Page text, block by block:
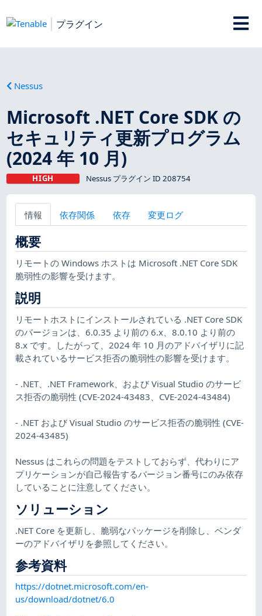
プラグイン
Nessus
Microsoft .NET Core SDK の
セキュリティ更新プログラム
(2024 年 10 月)
HIGH Nessus プラグイン ID 208754
情報 依存関係 依存 変更ログ
概要
リモートの Windows ホストは Microsoft .NET Core SDK
脆弱性の影響を受けます。
説明
リモートホストにインストールされている .NET Core SDK
のバージョンは、6.0.35 より前の 6.x、8.0.10 より前の
8.x です。したがって、2024 年 10 月のアドバイザリに記
載されているサービス拒否の脆弱性の影響を受けます。
- .NET、.NET Framework、および Visual Studio のサービ
ス拒否の脆弱性 (CVE-2024-43483、CVE-2024-43484)
- .NET および Visual Studio のサービス拒否の脆弱性 (CVE-
2024-43485)
Nessus はこれらの問題をテストしておらず、代わりにア
プリケーションが自己報告するバージョン番号にのみ依存
していることに注意してください。
ソリューション
.NET Core を更新し、脆弱なパッケージを削除し、ベンダ
ーのアドバイザリを参照してください。
参考資料
https://dotnet.microsoft.com/en-
us/download/dotnet/6.0